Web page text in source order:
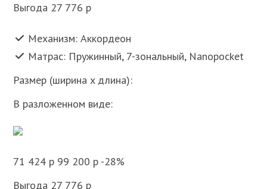
Выгода 27 776 p
Механизм: Аккордеон
Матрас: Пружинный, 7-зональный, Nanopocket
Размер (ширина x длина):
В разложенном виде:
71 424 p 99 200 p -28%
Выгода 27 776 p